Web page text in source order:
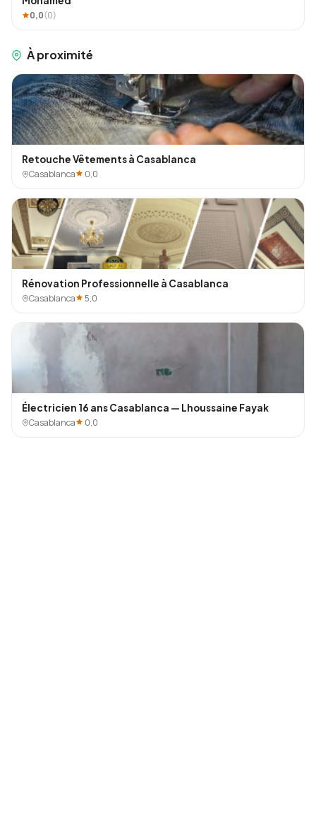
0,0(0)
À proximité
Retouche Vêtements à Casablanca
Casablanca
0,0
Rénovation Professionnelle à Casablanca
Casablanca
5,0
Électricien 16 ans Casablanca — Lhoussaine Fayak
Casablanca
0,0